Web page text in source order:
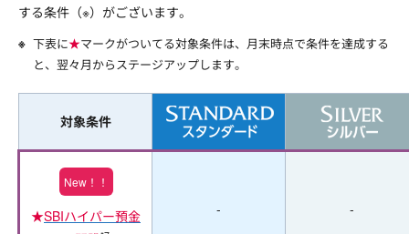
する条件（※）がございます。
下表に★マークがついてる対象条件は、月末時点で条件を達成する
と、翌々月からステージアップします。
対象条件
New！！
★SBIハイパー預金
- -